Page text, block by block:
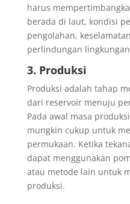
harus
berada di laut, kondisi
pengolahan,
perlindungan
3. Produksi
Produksi adalah tahap
dari reservoir menuju
Pada awal masa
mungkin cukup untuk
permukaan. Ketika
dapat menggunakan
atau metode lain untuk
produksi.